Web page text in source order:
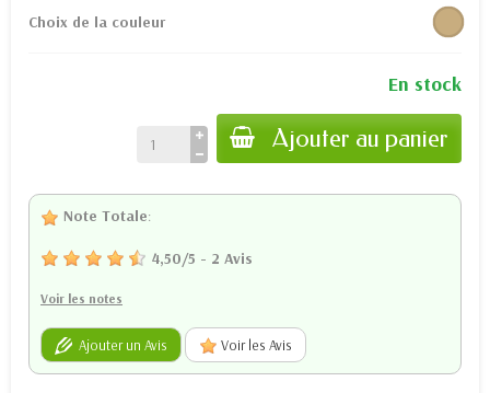
Choix de la couleur
En stock
Ajouter au panier
Note Totale:
4,50/5 - 2 Avis
Voir les notes
Ajouter un Avis Voir les Avis